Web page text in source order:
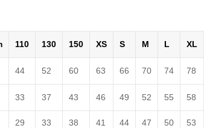
110 130 150 XS S M L XL
44 52 60 63 66 70 74 78
33 37 43 46 49 52 55 58
29 33 38 41 44 47 50 53